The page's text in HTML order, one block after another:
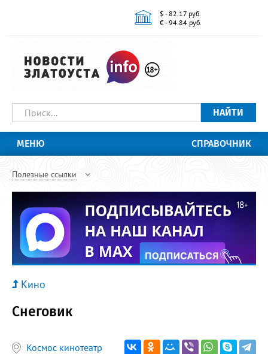
$ - 82.17 руб.
€ - 94.84 руб.
НАЙТИ
МЕНЮ СПРАВОЧНИК
Полезные ссылки
Кино
Снеговик
Космос кинотеатр